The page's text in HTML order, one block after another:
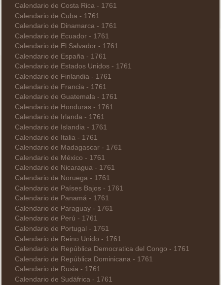
Calendario de Costa Rica - 1761
Calendario de Cuba - 1761
Calendario de Dinamarca - 1761
Calendario de Ecuador - 1761
Calendario de El Salvador - 1761
Calendario de España - 1761
Calendario de Estados Unidos - 1761
Calendario de Finlandia - 1761
Calendario de Francia - 1761
Calendario de Guatemala - 1761
Calendario de Honduras - 1761
Calendario de Irlanda - 1761
Calendario de Islandia - 1761
Calendario de Italia - 1761
Calendario de Madagascar - 1761
Calendario de México - 1761
Calendario de Nicaragua - 1761
Calendario de Noruega - 1761
Calendario de Países Bajos - 1761
Calendario de Panamá - 1761
Calendario de Paraguay - 1761
Calendario de Perú - 1761
Calendario de Portugal - 1761
Calendario de Reino Unido - 1761
Calendario de República Democratica del Congo - 1761
Calendario de República Dominicana - 1761
Calendario de Rusia - 1761
Calendario de Sudáfrica - 1761